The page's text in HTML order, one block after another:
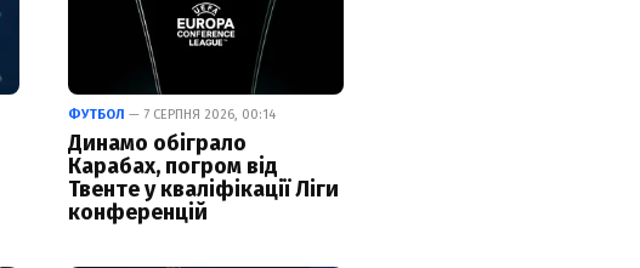
ФУТБОЛ — 7 СЕРПНЯ 2026, 00:14
Динамо обіграло
Карабах, погром від
Твенте у кваліфікації Ліги
конференцій